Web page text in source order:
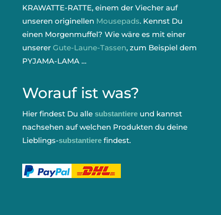
KRAWATTE-RATTE, einem der Viecher auf
unseren originellen Mousepads. Kennst Du
einen Morgenmuffel? Wie wäre es mit einer
unserer Gute-Laune-Tassen, zum Beispiel dem
PYJAMA-LAMA …
Worauf ist was?
Hier findest Du alle substantiereund kannst
nachsehen auf welchen Produkten du deine
Lieblings-substantierefindest.